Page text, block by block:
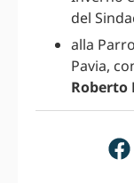
del
alla
Pavia,
Roberto